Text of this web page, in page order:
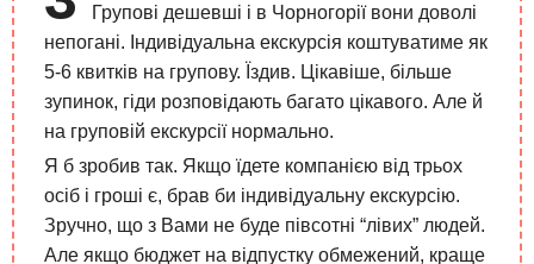
Групові дешевші і в Чорногорії вони доволі
непогані. Індивідуальна екскурсія коштуватиме як
5-6 квитків на групову. Їздив. Цікавіше, більше
зупинок, гіди розповідають багато цікавого. Але й
на груповій екскурсії нормально.
Я б зробив так. Якщо їдете компанією від трьох
осіб і гроші є, брав би індивідуальну екскурсію.
Зручно, що з Вами не буде півсотні “лівих” людей.
Але якщо бюджет на відпустку обмежений, краще